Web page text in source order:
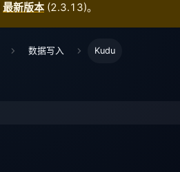
最新版本 (2.3.13)。
数据写入 Kudu